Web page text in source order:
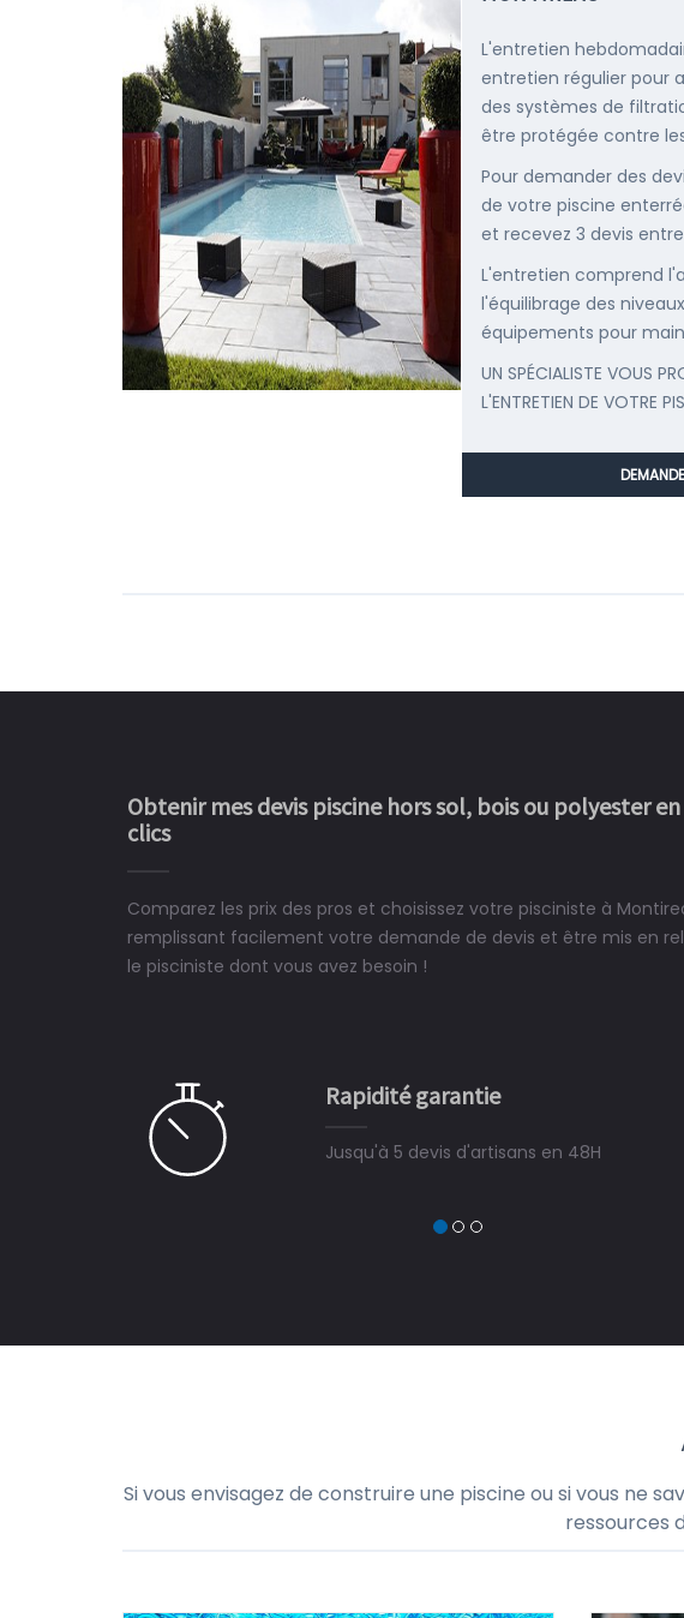
L'entretien
entretien régulier pour
des systèmes de
être protégée contre
Pour demander des
de votre piscine
et recevez 3 devis
L'entretien comprend
l'équilibrage des
équipements pour
UN SPÉCIALISTE VOUS
L'ENTRETIEN DE VOTRE
Obtenir mes devis piscine hors sol, bois ou polyester
clics
Comparez les prix des pros et choisissez votre pisciniste à
remplissant facilement votre demande de devis et être mis en
le pisciniste dont vous avez besoin !
Rapidité garantie
Jusqu'à 5 devis d'artisans en 48H
ne peut plus s'en passer.
Le rêve devient enfin réalité, une
construit chez moi.
Si vous envisagez de construire une piscine ou si vous ne
ressources